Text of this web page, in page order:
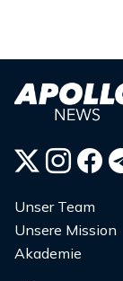
Unser Team
Unsere Mission
Akademie